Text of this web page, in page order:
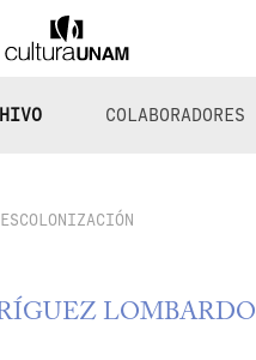
COLABORADORES
LOMBARDO